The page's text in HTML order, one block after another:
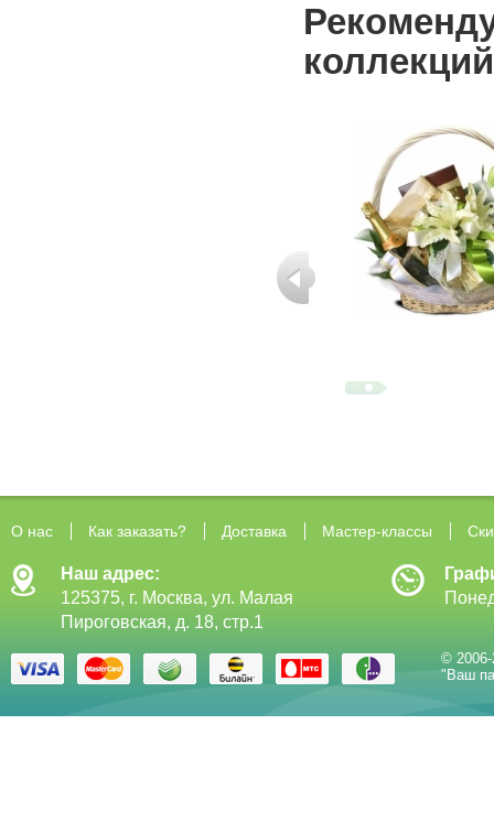
коллекций
О нас Как заказать? Доставка Мастер-классы
Наш адрес:
125375, г. Москва, ул. Малая
Пироговская, д. 18, стр.1
©
"Ваш